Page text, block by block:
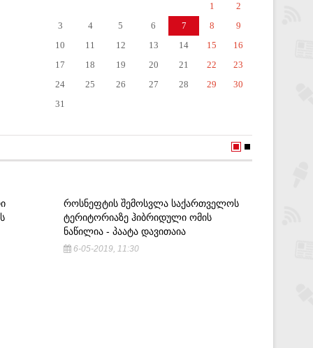
1
2
3
4 5 6 7 8
9
10
11 12 13 14 15
16
17
18 19 20 21 22
23
24
25 26 27 28 29
30
31
ᲠᲝᲡᲜᲔᲤᲢᲘᲡ ᲨᲔᲛᲝᲡᲕᲚᲐ ᲡᲐᲥᲐᲠᲗᲕᲔᲚᲝᲡ
ᲢᲔᲠᲘᲢᲝᲠᲘᲐᲖᲔ ᲰᲘᲑᲠᲘᲓᲣᲚᲘ ᲝᲛᲘᲡ
ᲜᲐᲬᲘᲚᲘᲐ - ᲞᲐᲐᲢᲐ ᲓᲐᲕᲘᲗᲐᲘᲐ
6-05-2019, 11:30